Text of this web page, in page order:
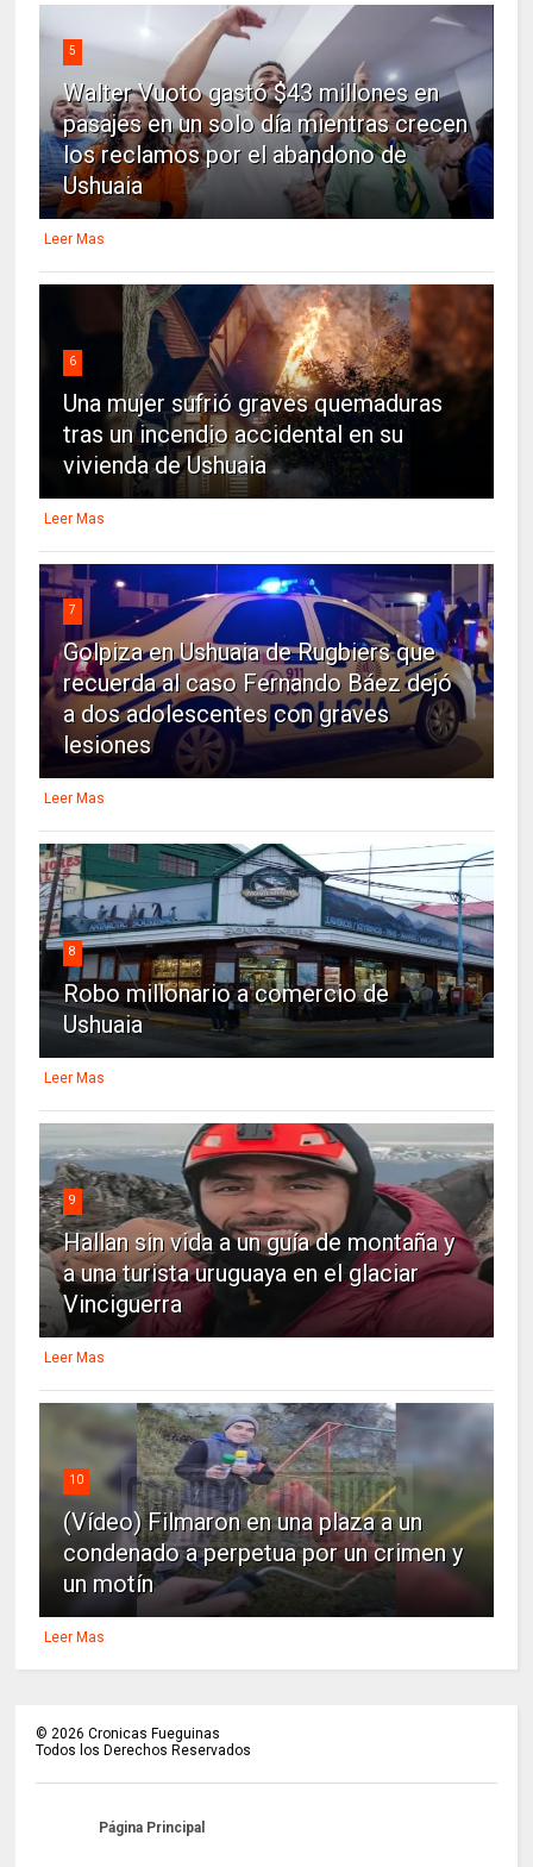
5
Walter Vuoto gastó $43 millones en
pasajes en un solo día mientras crecen
los reclamos por el abandono de
Ushuaia
Leer Mas
6
Una mujer sufrió graves quemaduras
tras un incendio accidental en su
vivienda de Ushuaia
Leer Mas
7
Golpiza en Ushuaia de Rugbiers que
recuerda al caso Fernando Báez dejó
a dos adolescentes con graves
lesiones
Leer Mas
8
Robo millonario a comercio de
Ushuaia
Leer Mas
9
Hallan sin vida a un guía de montaña y
a una turista uruguaya en el glaciar
Vinciguerra
Leer Mas
10
(Vídeo) Filmaron en una plaza a un
condenado a perpetua por un crimen y
un motín
Leer Mas
© 2026 Cronicas Fueguinas
Todos los Derechos Reservados
Página Principal